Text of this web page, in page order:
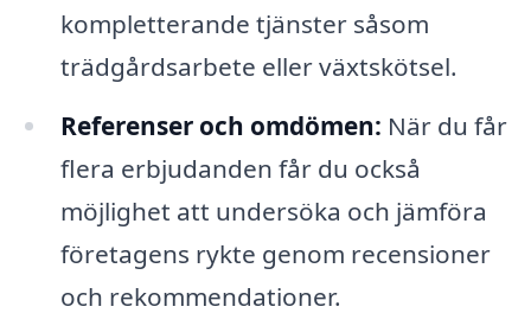
kompletterande tjänster såsom
trädgårdsarbete eller växtskötsel.
Referenser och omdömen: När du får
flera erbjudanden får du också
möjlighet att undersöka och jämföra
företagens rykte genom recensioner
och rekommendationer.